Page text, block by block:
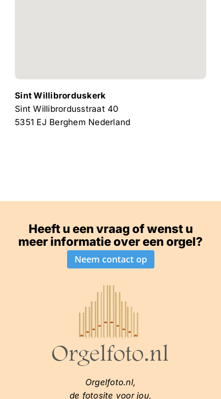
Sint Willibrorduskerk
Sint Willibrordusstraat 40
5351 EJ Berghem Nederland
Heeft u een vraag of wenst u
meer informatie over een orgel?
Neem contact op
Orgelfoto.nl,
de fotosite voor jou,